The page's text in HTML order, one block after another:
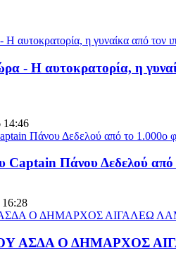
- Η αυτοκρατορία, η
14:46
Captain Πάνου Δεδελού
16:28
ΑΣΔΑ Ο ΔΗΜΑΡΧΟΣ